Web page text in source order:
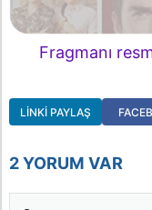
Fragmanı
LINKI PAYLAŞ
2 YORUM VAR